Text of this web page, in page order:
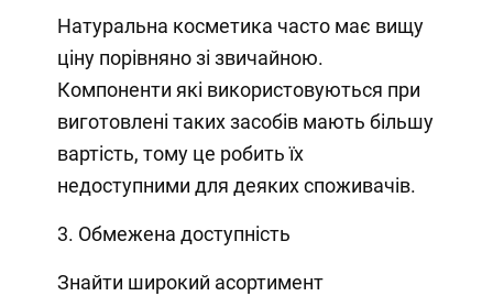
Натуральна косметика часто має вищу
ціну порівняно зі звичайною.
Компоненти які використовуються при
виготовлені таких засобів мають більшу
вартість, тому це робить їх
недоступними для деяких споживачів.
3. Обмежена доступність
Знайти широкий асортимент